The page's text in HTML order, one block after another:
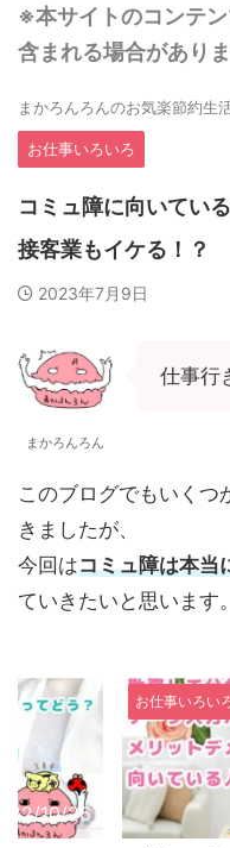
※本サイトのコンテ
含まれる場合がありま
まかろんろんのお気楽節約生
お仕事いろいろ
コミュ障に向いてい
接客業もイケる！？
2023年7月9日
まかろんろん
仕事行
このブログでもいくつ
きましたが、
今回はコミュ障は本当
ていきたいと思います。
10/26
お仕事いろい